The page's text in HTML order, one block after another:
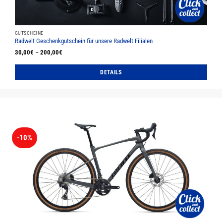
GUTSCHEINE
Radwelt Geschenkgutschein für unsere Radwelt Filialen
30,00€ – 200,00€
DETAILS
auf.
Die
Produktseite
-10%